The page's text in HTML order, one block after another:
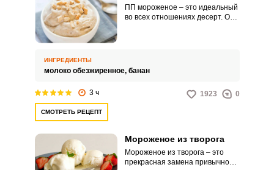
ПП мороженое – это идеальный
во всех отношениях десерт. Он
ИНГРЕДИЕНТЫ
молоко обезжиренное, банан
3 ч 1923 0
СМОТРЕТЬ РЕЦЕПТ
Мороженое из творога
Мороженое из творога – это
прекрасная замена привычному